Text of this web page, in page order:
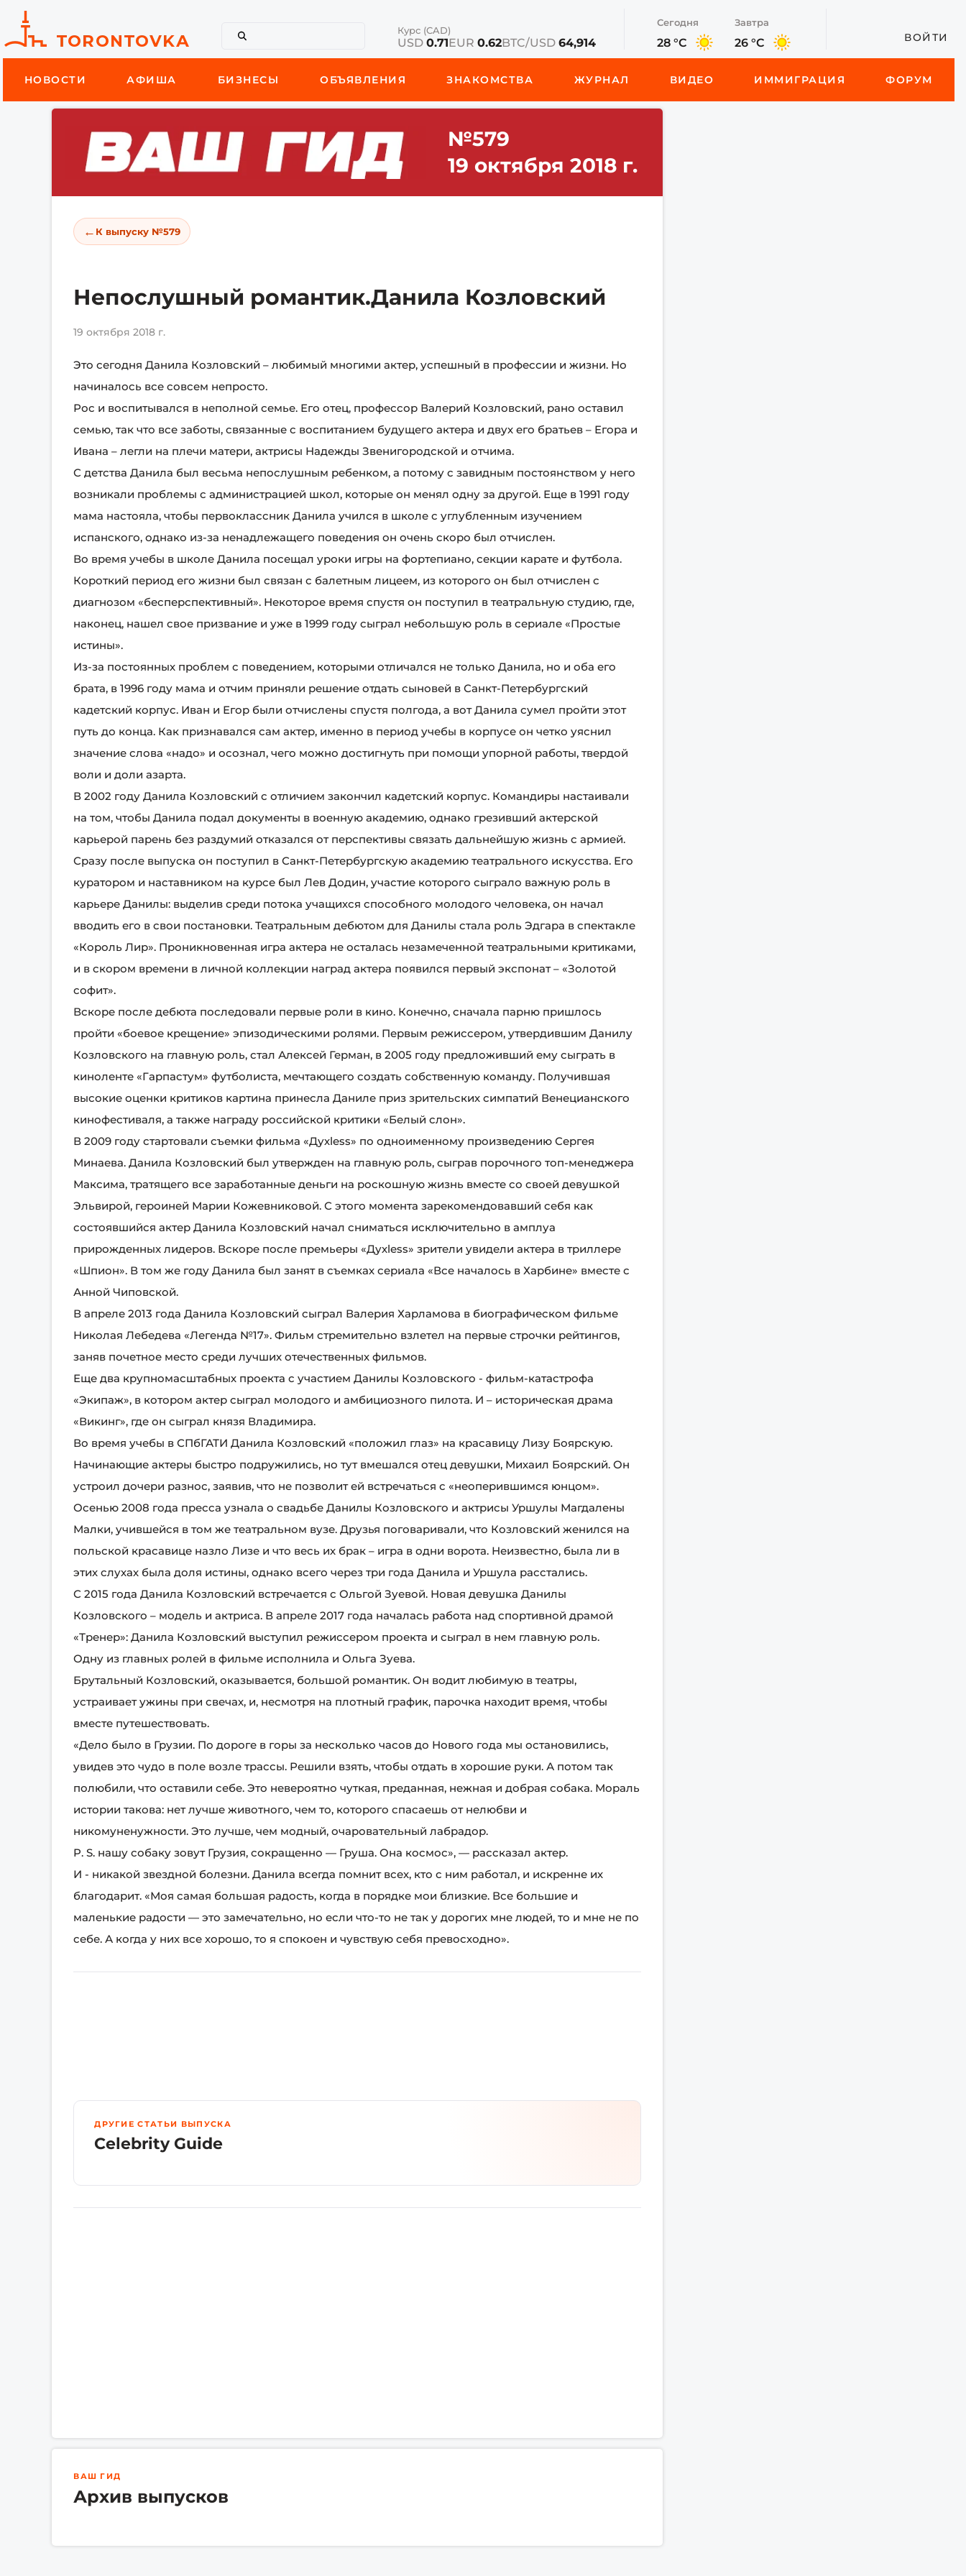
Курс (CAD)
USD 0.71EUR 0.62BTC/USD 64,914
Сегодня
28 °C
Завтра
26 °C ВОЙТИ
НОВОСТИ АФИША БИЗНЕСЫ ОБЪЯВЛЕНИЯ ЗНАКОМСТВА ЖУРНАЛ ВИДЕО ИММИГРАЦИЯ ФОРУМ
№579
19 октября 2018 г.
← К выпуску №579
Непослушный романтик.Данила Козловский
19 октября 2018 г.
Это сегодня Данила Козловский – любимый многими актер, успешный в профессии и жизни. Но
начиналось все совсем непросто.
Рос и воспитывался в неполной семье. Его отец, профессор Валерий Козловский, рано оставил
семью, так что все заботы, связанные с воспитанием будущего актера и двух его братьев – Егора и
Ивана – легли на плечи матери, актрисы Надежды Звенигородской и отчима.
С детства Данила был весьма непослушным ребенком, а потому с завидным постоянством у него
возникали проблемы с администрацией школ, которые он менял одну за другой. Еще в 1991 году
мама настояла, чтобы первоклассник Данила учился в школе с углубленным изучением
испанского, однако из-за ненадлежащего поведения он очень скоро был отчислен.
Во время учебы в школе Данила посещал уроки игры на фортепиано, секции карате и футбола.
Короткий период его жизни был связан с балетным лицеем, из которого он был отчислен с
диагнозом «бесперспективный». Некоторое время спустя он поступил в театральную студию, где,
наконец, нашел свое призвание и уже в 1999 году сыграл небольшую роль в сериале «Простые
истины».
Из-за постоянных проблем с поведением, которыми отличался не только Данила, но и оба его
брата, в 1996 году мама и отчим приняли решение отдать сыновей в Санкт-Петербургский
кадетский корпус. Иван и Егор были отчислены спустя полгода, а вот Данила сумел пройти этот
путь до конца. Как признавался сам актер, именно в период учебы в корпусе он четко уяснил
значение слова «надо» и осознал, чего можно достигнуть при помощи упорной работы, твердой
воли и доли азарта.
В 2002 году Данила Козловский с отличием закончил кадетский корпус. Командиры настаивали
на том, чтобы Данила подал документы в военную академию, однако грезивший актерской
карьерой парень без раздумий отказался от перспективы связать дальнейшую жизнь с армией.
Сразу после выпуска он поступил в Санкт-Петербургскую академию театрального искусства. Его
куратором и наставником на курсе был Лев Додин, участие которого сыграло важную роль в
карьере Данилы: выделив среди потока учащихся способного молодого человека, он начал
вводить его в свои постановки. Театральным дебютом для Данилы стала роль Эдгара в спектакле
«Король Лир». Проникновенная игра актера не осталась незамеченной театральными критиками,
и в скором времени в личной коллекции наград актера появился первый экспонат – «Золотой
софит».
Вскоре после дебюта последовали первые роли в кино. Конечно, сначала парню пришлось
пройти «боевое крещение» эпизодическими ролями. Первым режиссером, утвердившим Данилу
Козловского на главную роль, стал Алексей Герман, в 2005 году предложивший ему сыграть в
киноленте «Гарпастум» футболиста, мечтающего создать собственную команду. Получившая
высокие оценки критиков картина принесла Даниле приз зрительских симпатий Венецианского
кинофестиваля, а также награду российской критики «Белый слон».
В 2009 году стартовали съемки фильма «Духless» по одноименному произведению Сергея
Минаева. Данила Козловский был утвержден на главную роль, сыграв порочного топ-менеджера
Максима, тратящего все заработанные деньги на роскошную жизнь вместе со своей девушкой
Эльвирой, героиней Марии Кожевниковой. С этого момента зарекомендовавший себя как
состоявшийся актер Данила Козловский начал сниматься исключительно в амплуа
прирожденных лидеров. Вскоре после премьеры «Духless» зрители увидели актера в триллере
«Шпион». В том же году Данила был занят в съемках сериала «Все началось в Харбине» вместе с
Анной Чиповской.
В апреле 2013 года Данила Козловский сыграл Валерия Харламова в биографическом фильме
Николая Лебедева «Легенда №17». Фильм стремительно взлетел на первые строчки рейтингов,
заняв почетное место среди лучших отечественных фильмов.
Еще два крупномасштабных проекта с участием Данилы Козловского - фильм-катастрофа
«Экипаж», в котором актер сыграл молодого и амбициозного пилота. И – историческая драма
«Викинг», где он сыграл князя Владимира.
Во время учебы в СПбГАТИ Данила Козловский «положил глаз» на красавицу Лизу Боярскую.
Начинающие актеры быстро подружились, но тут вмешался отец девушки, Михаил Боярский. Он
устроил дочери разнос, заявив, что не позволит ей встречаться с «неоперившимся юнцом».
Осенью 2008 года пресса узнала о свадьбе Данилы Козловского и актрисы Уршулы Магдалены
Малки, учившейся в том же театральном вузе. Друзья поговаривали, что Козловский женился на
польской красавице назло Лизе и что весь их брак – игра в одни ворота. Неизвестно, была ли в
этих слухах была доля истины, однако всего через три года Данила и Уршула расстались.
С 2015 года Данила Козловский встречается с Ольгой Зуевой. Новая девушка Данилы
Козловского – модель и актриса. В апреле 2017 года началась работа над спортивной драмой
«Тренер»: Данила Козловский выступил режиссером проекта и сыграл в нем главную роль.
Одну из главных ролей в фильме исполнила и Ольга Зуева.
Брутальный Козловский, оказывается, большой романтик. Он водит любимую в театры,
устраивает ужины при свечах, и, несмотря на плотный график, парочка находит время, чтобы
вместе путешествовать.
«Дело было в Грузии. По дороге в горы за несколько часов до Нового года мы остановились,
увидев это чудо в поле возле трассы. Решили взять, чтобы отдать в хорошие руки. А потом так
полюбили, что оставили себе. Это невероятно чуткая, преданная, нежная и добрая собака. Мораль
истории такова: нет лучше животного, чем то, которого спасаешь от нелюбви и
никомуненужности. Это лучше, чем модный, очаровательный лабрадор.
P. S. нашу собаку зовут Грузия, сокращенно — Груша. Она космос», — рассказал актер.
И - никакой звездной болезни. Данила всегда помнит всех, кто с ним работал, и искренне их
благодарит. «Моя самая большая радость, когда в порядке мои близкие. Все большие и
маленькие радости — это замечательно, но если что-то не так у дорогих мне людей, то и мне не по
себе. А когда у них все хорошо, то я спокоен и чувствую себя превосходно».
ДРУГИЕ СТАТЬИ ВЫПУСКА
Celebrity Guide
ВАШ ГИД
Архив выпусков